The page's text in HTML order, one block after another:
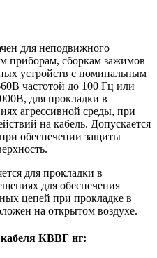
для неподвижного
приборам, сборкам зажимов
устройств с номинальным
частотой до 100 Гц или
для прокладки в
агрессивной среды, при
на кабель. Допускается
обеспечении защиты
для прокладки в
для обеспечения
цепей при прокладке в
на открытом воздухе.
кабеля КВВГ нг: